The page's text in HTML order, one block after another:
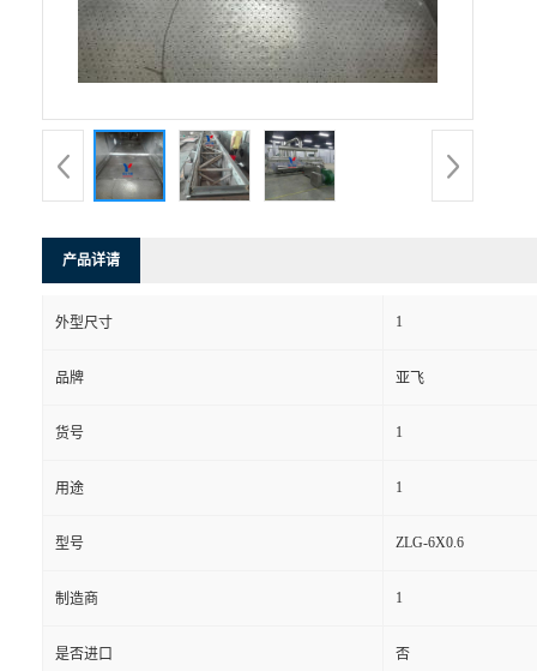
产品详请
外型尺寸 1
品牌 亚飞
货号 1
用途 1
型号 ZLG-6X0.6
制造商 1
是否进口 否